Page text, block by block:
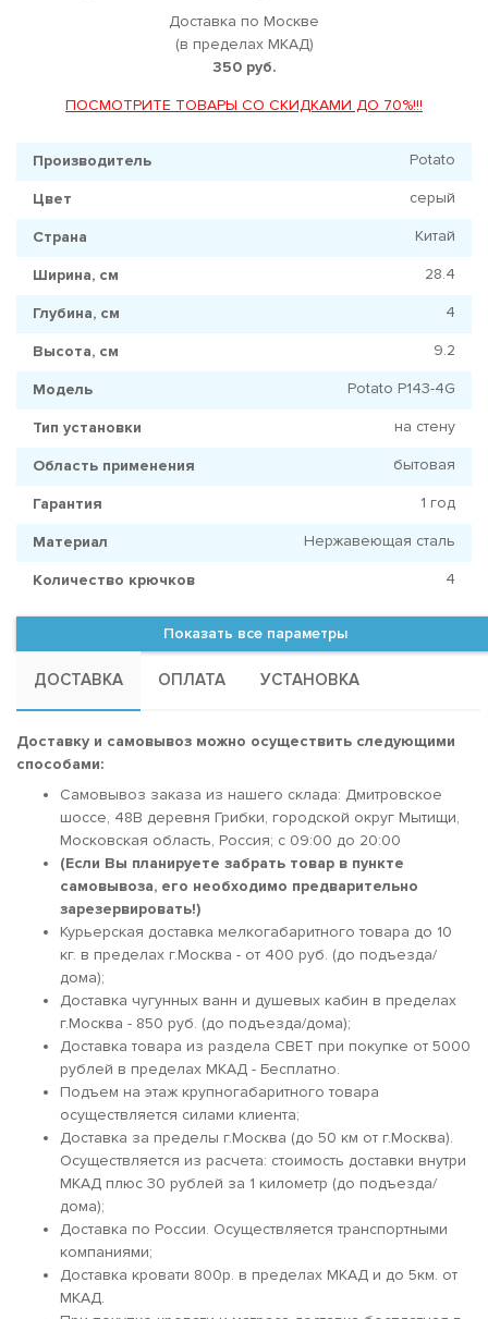
Доставка по Москве
(в пределах МКАД)
350 руб.
ПОСМОТРИТЕ ТОВАРЫ СО СКИДКАМИ ДО 70%!!!
Производитель Potato
Цвет серый
Страна Китай
Ширина, см 28.4
Глубина, см 4
Высота, см 9.2
Модель Potato P143-4G
Тип установки на стену
Область применения бытовая
Гарантия 1 год
Материал Нержавеющая сталь
Количество крючков 4
Показать все параметры
ДОСТАВКА ОПЛАТА УСТАНОВКА
Доставку и самовывоз можно осуществить следующими
способами:
Самовывоз заказа из нашего склада: Дмитровское
шоссе, 48В деревня Грибки, городской округ Мытищи,
Московская область, Россия; c 09:00 до 20:00
(Если Вы планируете забрать товар в пункте
самовывоза, его необходимо предварительно
зарезервировать!)
Курьерская доставка мелкогабаритного товара до 10
кг. в пределах г.Москва - от 400 руб. (до подъезда/
дома);
Доставка чугунных ванн и душевых кабин в пределах
г.Москва - 850 руб. (до подъезда/дома);
Доставка товара из раздела СВЕТ при покупке от 5000
рублей в пределах МКАД - Бесплатно.
Подъем на этаж крупногабаритного товара
осуществляется силами клиента;
Доставка за пределы г.Москва (до 50 км от г.Москва).
Осуществляется из расчета: стоимость доставки внутри
МКАД плюс 30 рублей за 1 километр (до подъезда/
дома);
Доставка по России. Осуществляется транспортными
компаниями;
Доставка кровати 800р. в пределах МКАД и до 5км. от
МКАД.